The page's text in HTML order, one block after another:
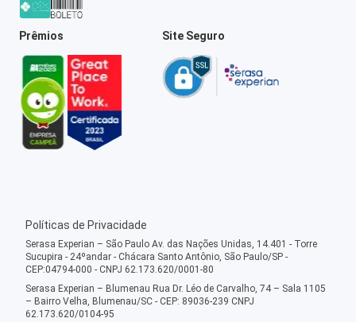
Prêmios Site Seguro
Políticas de Privacidade
Serasa Experian – São Paulo Av. das Nações Unidas, 14.401 - Torre
Sucupira - 24ºandar - Chácara Santo Antônio, São Paulo/SP -
CEP:04794-000 - CNPJ 62.173.620/0001-80
Serasa Experian – Blumenau Rua Dr. Léo de Carvalho, 74 – Sala 1105
– Bairro Velha, Blumenau/SC - CEP: 89036-239 CNPJ
62.173.620/0104-95